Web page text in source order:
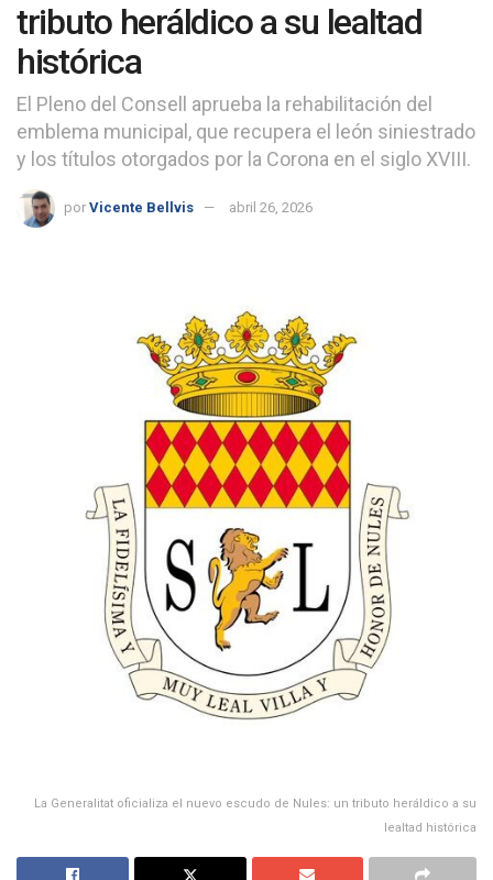
tributo heráldico a su lealtad
histórica
El Pleno del Consell aprueba la rehabilitación del
emblema municipal, que recupera el león siniestrado
y los títulos otorgados por la Corona en el siglo XVIII.
por Vicente Bellvis abril 26, 2026
La Generalitat oficializa el nuevo escudo de Nules: un tributo heráldico a su
lealtad histórica